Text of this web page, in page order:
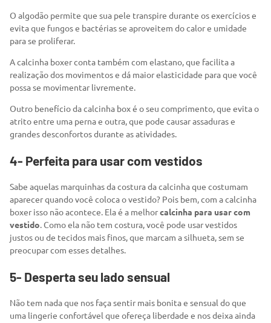
O algodão permite que sua pele transpire durante os exercícios e
evita que fungos e bactérias se aproveitem do calor e umidade
para se proliferar.
A calcinha boxer conta também com elastano, que facilita a
realização dos movimentos e dá maior elasticidade para que você
possa se movimentar livremente.
Outro benefício da calcinha box é o seu comprimento, que evita o
atrito entre uma perna e outra, que pode causar assaduras e
grandes desconfortos durante as atividades.
4- Perfeita para usar com vestidos
Sabe aquelas marquinhas da costura da calcinha que costumam
aparecer quando você coloca o vestido? Pois bem, com a calcinha
boxer isso não acontece. Ela é a melhorcalcinha para usar com
vestido. Como ela não tem costura, você pode usar vestidos
justos ou de tecidos mais finos, que marcam a silhueta, sem se
preocupar com esses detalhes.
5- Desperta seu lado sensual
Não tem nada que nos faça sentir mais bonita e sensual do que
uma lingerie confortável que ofereça liberdade e nos deixa ainda